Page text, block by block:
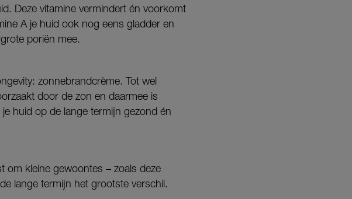
Deze vitamine vermindert én voorkomt
A je huid ook nog eens gladder en
poriën mee.
zonnebrandcrème. Tot wel
door de zon en daarmee is
huid op de lange termijn gezond én
om kleine gewoontes – zoals deze
lange termijn het grootste verschil.